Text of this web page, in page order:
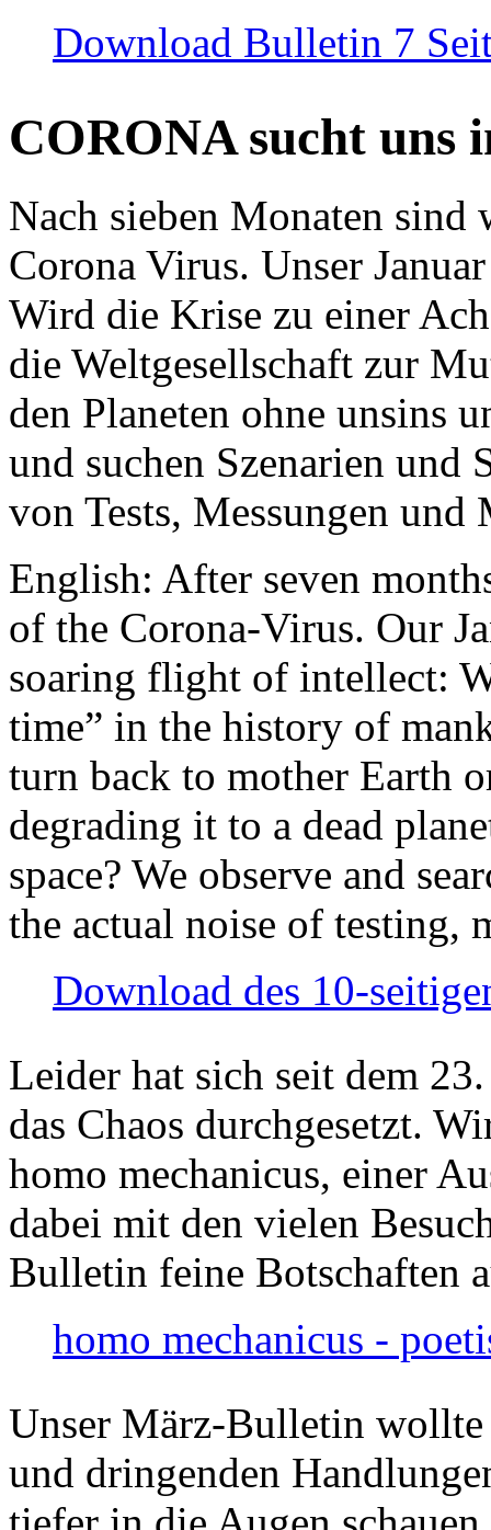
Download Bulletin 7
CORONA sucht uns
Nach sieben Monaten
Corona Virus. Unser
Wird die Krise zu einer
die Weltgesellschaft zur
den Planeten ohne unsins
und suchen Szenarien und
von Tests, Messungen und
English: After seven
of the Corona-Virus. Our
soaring flight of intellect:
time” in the history of
turn back to mother Earth
degrading it to a dead
space? We observe and
the actual noise of testing,
Download des 10-
Leider hat sich seit dem
das Chaos durchgesetzt.
homo mechanicus, einer
dabei mit den vielen
Bulletin feine Botschaften
homo mechanicus -
Unser März-Bulletin
und dringenden